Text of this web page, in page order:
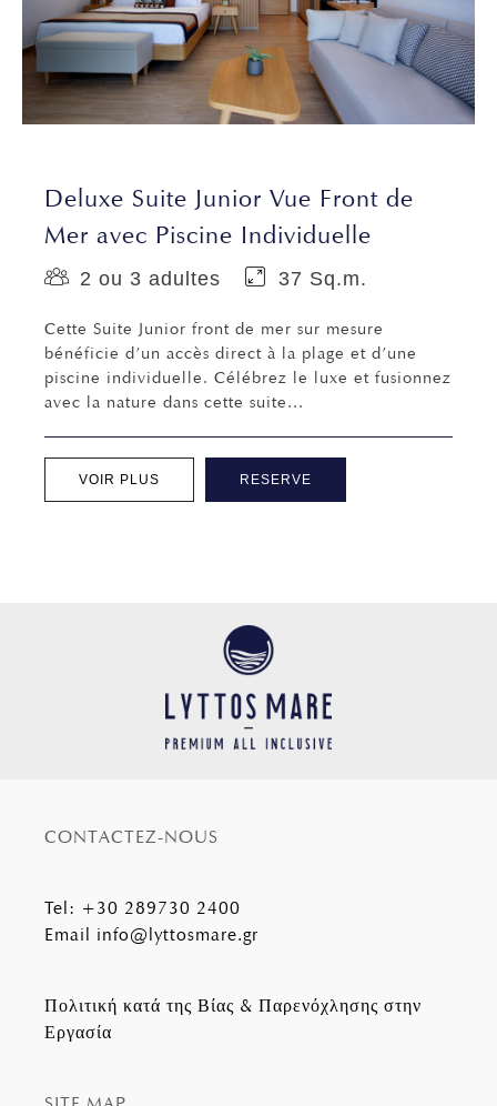
Deluxe Suite Junior Vue Front de
Mer avec Piscine Individuelle
2 ou 3 adultes 37 Sq.m.
Cette Suite Junior front de mer sur mesure
bénéficie d’un accès direct à la plage et d’une
piscine individuelle. Célébrez le luxe et fusionnez
avec la nature dans cette suite...
VOIR PLUS RESERVE
CONTACTEZ-NOUS
Tel: +30 289730 2400
Email info@lyttosmare.gr
Πολιτική κατά της Βίας & Παρενόχλησης στην
Εργασία